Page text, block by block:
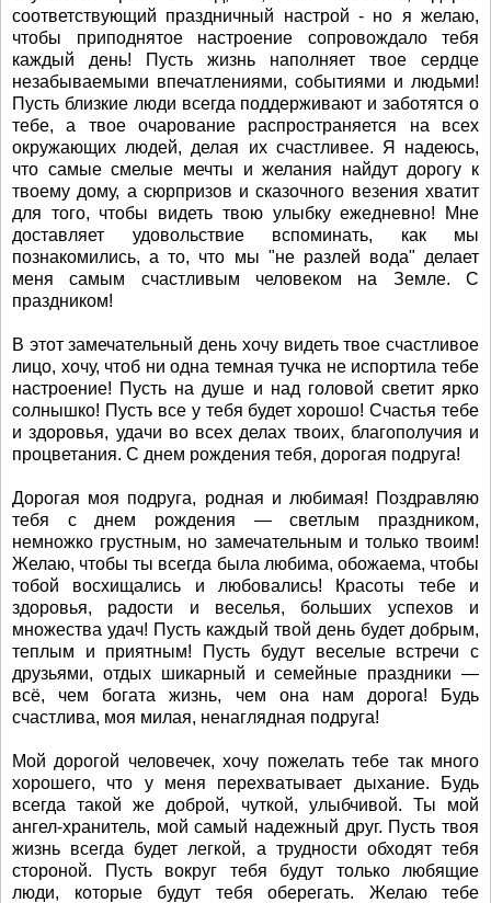
соответствующий праздничный настрой - но я желаю,
чтобы приподнятое настроение сопровождало тебя
каждый день! Пусть жизнь наполняет твое сердце
незабываемыми впечатлениями, событиями и людьми!
Пусть близкие люди всегда поддерживают и заботятся о
тебе, а твое очарование распространяется на всех
окружающих людей, делая их счастливее. Я надеюсь,
что самые смелые мечты и желания найдут дорогу к
твоему дому, а сюрпризов и сказочного везения хватит
для того, чтобы видеть твою улыбку ежедневно! Мне
доставляет удовольствие вспоминать, как мы
познакомились, а то, что мы "не разлей вода" делает
меня самым счастливым человеком на Земле. С
праздником!
В этот замечательный день хочу видеть твое счастливое
лицо, хочу, чтоб ни одна темная тучка не испортила тебе
настроение! Пусть на душе и над головой светит ярко
солнышко! Пусть все у тебя будет хорошо! Счастья тебе
и здоровья, удачи во всех делах твоих, благополучия и
процветания. С днем рождения тебя, дорогая подруга!
Дорогая моя подруга, родная и любимая! Поздравляю
тебя с днем рождения — светлым праздником,
немножко грустным, но замечательным и только твоим!
Желаю, чтобы ты всегда была любима, обожаема, чтобы
тобой восхищались и любовались! Красоты тебе и
здоровья, радости и веселья, больших успехов и
множества удач! Пусть каждый твой день будет добрым,
теплым и приятным! Пусть будут веселые встречи с
друзьями, отдых шикарный и семейные праздники —
всё, чем богата жизнь, чем она нам дорога! Будь
счастлива, моя милая, ненаглядная подруга!
Мой дорогой человечек, хочу пожелать тебе так много
хорошего, что у меня перехватывает дыхание. Будь
всегда такой же доброй, чуткой, улыбчивой. Ты мой
ангел-хранитель, мой самый надежный друг. Пусть твоя
жизнь всегда будет легкой, а трудности обходят тебя
стороной. Пусть вокруг тебя будут только любящие
люди, которые будут тебя оберегать. Желаю тебе